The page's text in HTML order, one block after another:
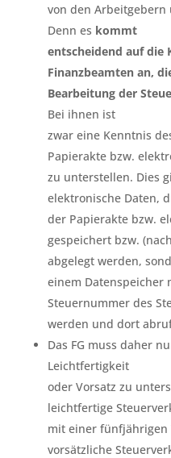
von den
Denn es kommt
entscheidend auf die
Finanzbeamten an,
Bearbeitung der
Bei ihnen ist
zwar eine Kenntnis
Papierakte bzw.
zu unterstellen. Dies
elektronische Daten,
der Papierakte bzw.
gespeichert bzw.
abgelegt werden,
einem Datenspeicher
Steuernummer des
werden und dort
Das FG muss daher
Leichtfertigkeit
oder Vorsatz zu
leichtfertige
mit einer
vorsätzliche